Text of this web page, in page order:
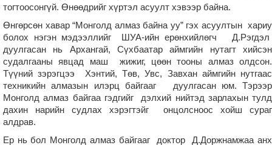
тогтоосонгүй. Өнөөдрийг хүртэл асуулт хэвээр байна.
Өнгөрсөн хавар “Монголд алмаз байна уу” гэх асуултын хариу
болох нэгэн мэдээллийг ШУА-ийн ерөнхийлөгч Д.Рэгдэл
дуулгасан нь Архангай, Сүхбаатар аймгийн нутагт хийсэн
судалгааны явцад маш жижиг, цөөн тооны алмаз олдсон.
Түүний зэрэгцээ Хэнтий, Төв, Увс, Завхан аймгийн нутгаас
техникийн алмазын илэрц байгааг дуулгасан юм. Тэрээр
Монголд алмаз байгаа гэдгийг дэлхий нийтэд зарлахын тулд
дахин нарийн судлах хэрэгтэйг онцолсноос хойш сураг
алдрав.
Ер нь бол Монголд алмаз байгааг доктор Д.Доржнамжаа анх